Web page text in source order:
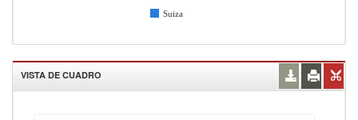
Suiza
VISTA DE CUADRO